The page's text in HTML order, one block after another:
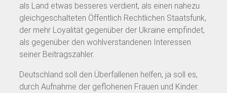
als Land etwas besseres verdient, als einen nahezu
gleichgeschalteten Öffentlich Rechtlichen Staatsfunk,
der mehr Loyalität gegenüber der Ukraine empfindet,
als gegenüber den wohlverstandenen Interessen
seiner Beitragszahler.
Deutschland soll den Überfallenen helfen, ja soll es,
durch Aufnahme der geflohenen Frauen und Kinder.